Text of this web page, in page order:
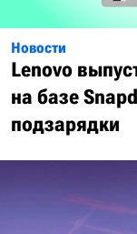
Новости
Lenovo
на базе
подзарядки